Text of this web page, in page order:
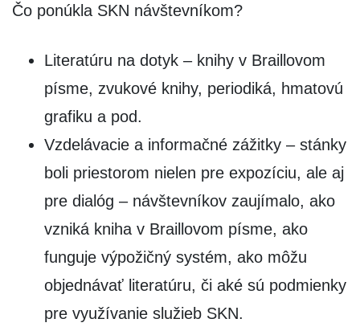
Čo ponúkla SKN návštevníkom?
Literatúru na dotyk – knihy v Braillovom
písme, zvukové knihy, periodiká, hmatovú
grafiku a pod.
Vzdelávacie a informačné zážitky – stánky
boli priestorom nielen pre expozíciu, ale aj
pre dialóg – návštevníkov zaujímalo, ako
vzniká kniha v Braillovom písme, ako
funguje výpožičný systém, ako môžu
objednávať literatúru, či aké sú podmienky
pre využívanie služieb SKN.